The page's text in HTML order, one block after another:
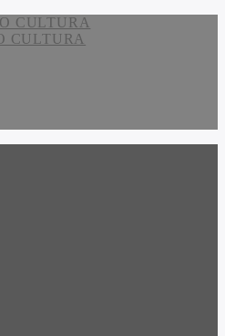
CULTURA
CULTURA